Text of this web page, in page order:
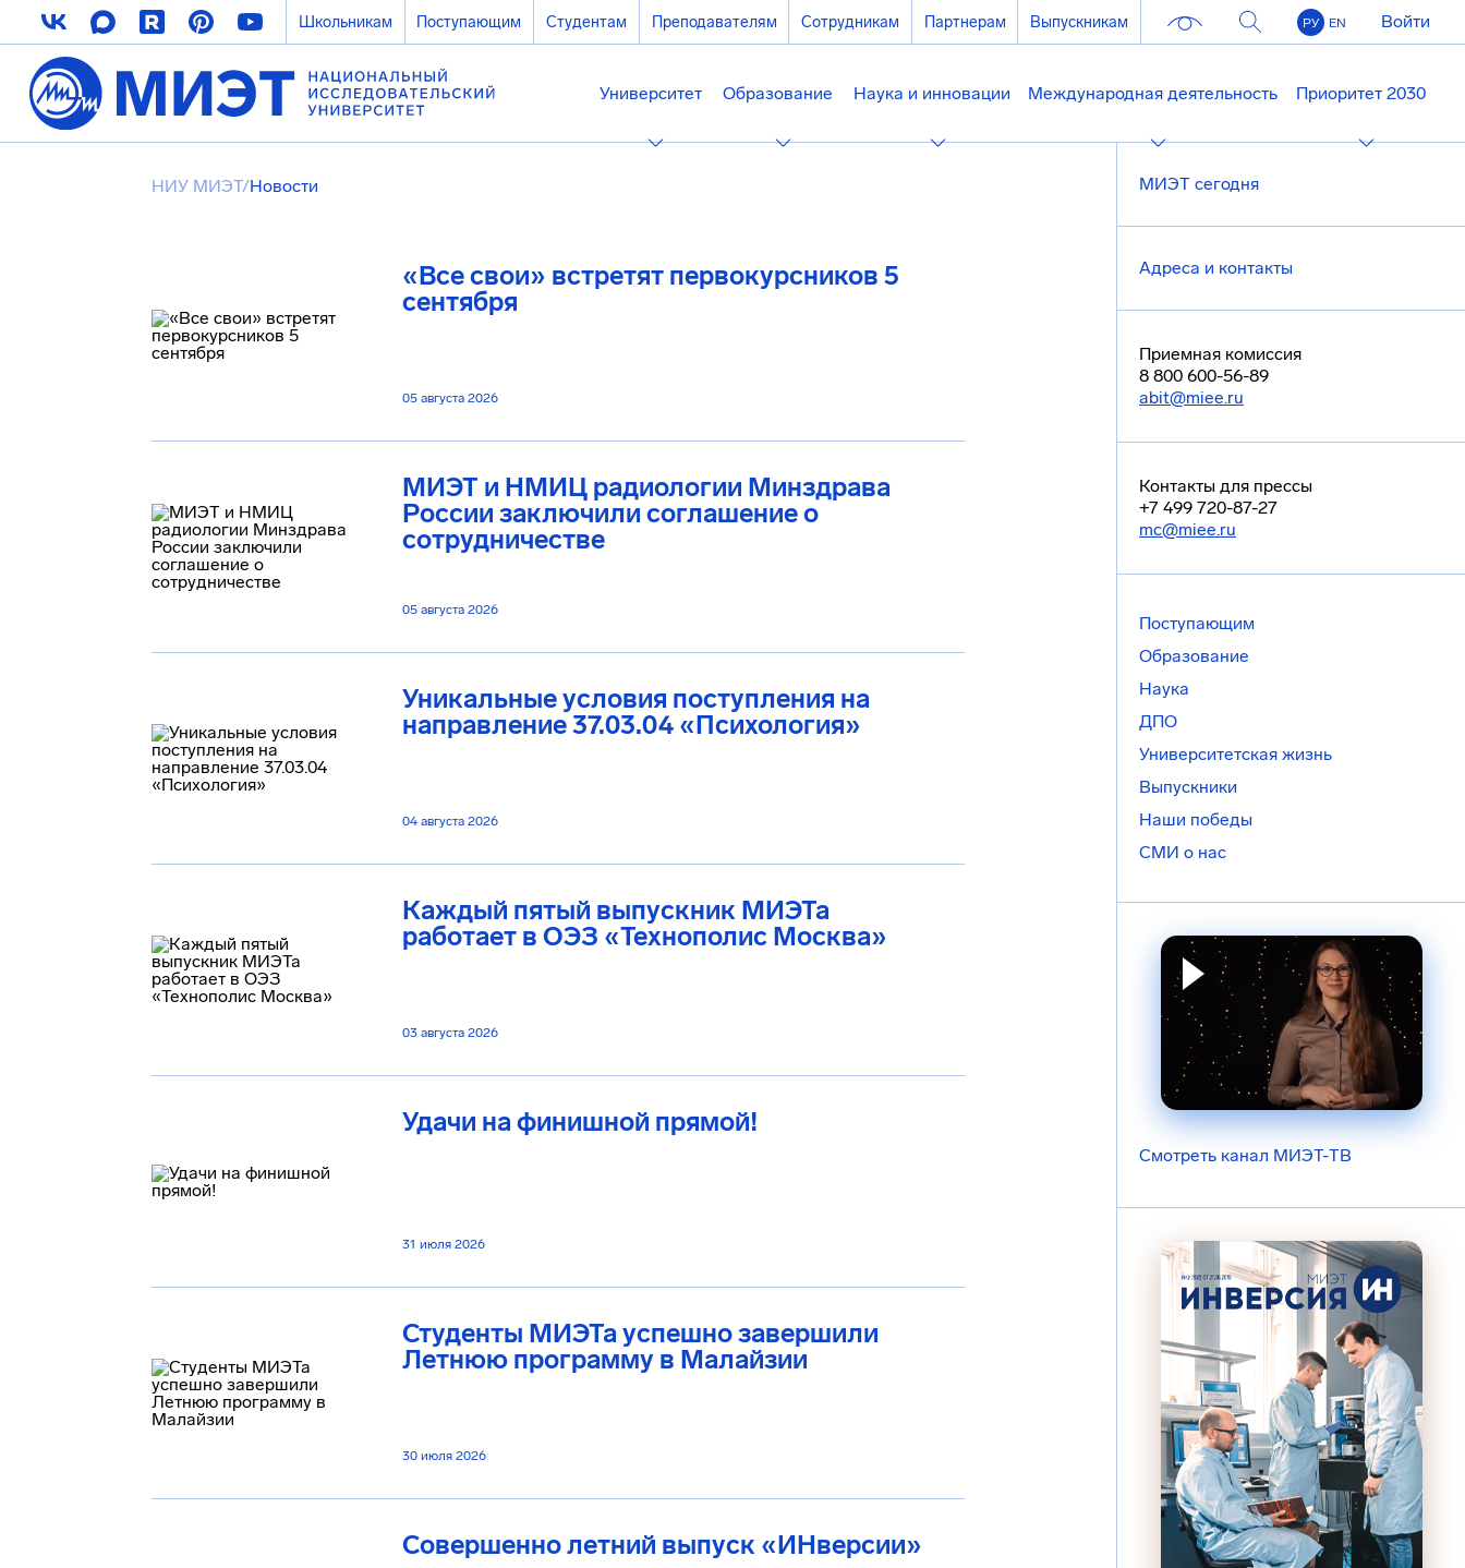
Школьникам Поступающим Студентам Преподавателям Сотрудникам Партнерам Выпускникам РУ EN Войти
Университет Образование Наука и инновации Международная деятельность Приоритет 2030
НИУ МИЭТ/Новости
«Все свои» встретят первокурсников 5
сентября
05 августа 2026
МИЭТ и НМИЦ радиологии Минздрава
России заключили соглашение о
сотрудничестве
05 августа 2026
Уникальные условия поступления на
направление 37.03.04 «Психология»
04 августа 2026
Каждый пятый выпускник МИЭТа
работает в ОЭЗ «Технополис Москва»
03 августа 2026
Удачи на финишной прямой!
31 июля 2026
Студенты МИЭТа успешно завершили
Летнюю программу в Малайзии
30 июля 2026
Совершенно летний выпуск «ИНверсии»
МИЭТ сегодня
Адреса и контакты
Приемная комиссия
8 800 600-56-89
abit@miee.ru
Контакты для прессы
+7 499 720-87-27
mc@miee.ru
Поступающим
Образование
Наука
ДПО
Университетская жизнь
Выпускники
Наши победы
СМИ о нас
Смотреть канал МИЭТ-ТВ